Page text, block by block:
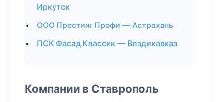
Иркутск
ООО Престиж Профи — Астрахань
ПСК Фасад Классик — Владикавказ
Компании в Ставрополь